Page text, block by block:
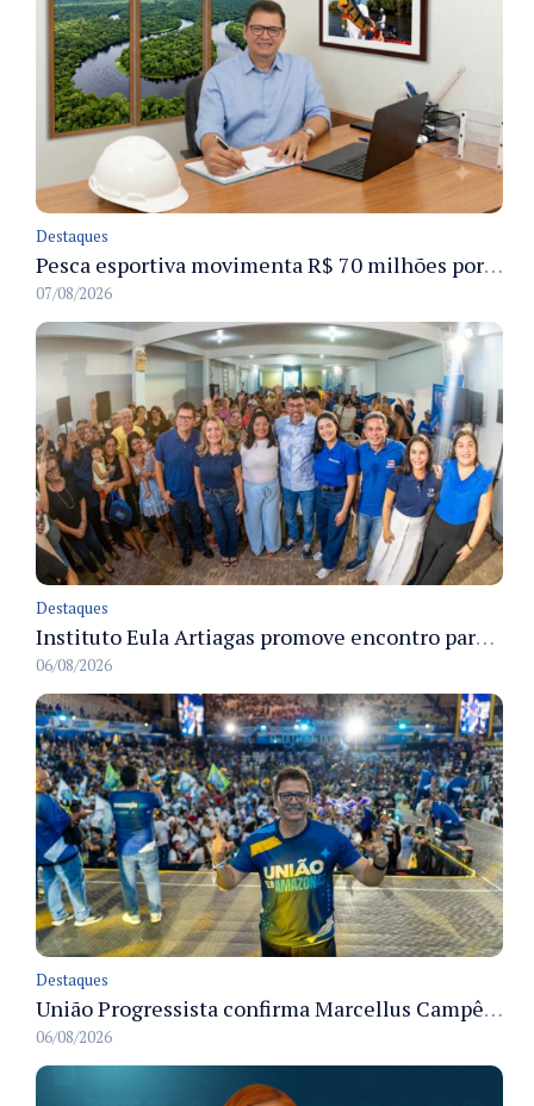
Destaques
Pesca esportiva movimenta R$ 70 milhões por ano e ganha espaço na economia sustentável do Amazonas
07/08/2026
Destaques
Instituto Eula Artiagas promove encontro para discutir melhorias para o bairro Petrópolis
06/08/2026
Destaques
União Progressista confirma Marcellus Campêlo como candidato a deputado estadual
06/08/2026